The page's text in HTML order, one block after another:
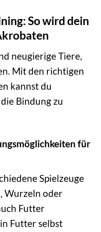
So wird dein
neugierige Tiere,
Mit den richtigen
kannst du
Bindung zu
für
Spielzeuge
Wurzeln oder
Futter
Futter selbst